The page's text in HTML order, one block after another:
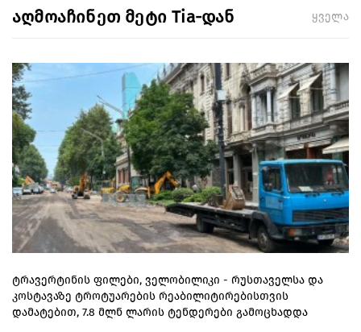
აღმოაჩინეთ მეტი Tia-დან ყველა
ტრავერტინის ფილები, ველობილიკი - რუსთაველსა და
კოსტავაზე ტროტუარების რეაბილიტირებისთვის
დამატებით, 7.8 მლნ ლარის ტენდერები გამოცხადდა